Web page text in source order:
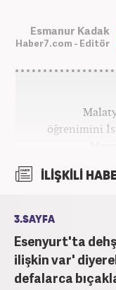
Esmanur Kadak
Haber7.com - Editör
öğrenimini
öğrenimi
Mezun
Haber7.com’da
İLİŞKİLİ
3.SAYFA
Esenyurt'ta
ilişkin var'
defalarca